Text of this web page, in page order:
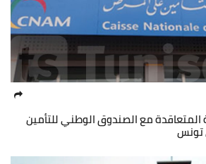
مع الصندوق الوطني للتأمين